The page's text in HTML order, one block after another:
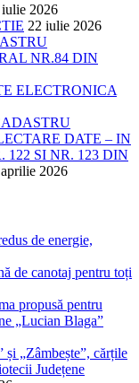
iulie 2026
22 iulie 2026
NR.84 DIN
ELECTRONICA
DATE – IN
122 SI NR. 123 DIN
2026
de energie,
de canotaj pentru toți
propusă pentru
„Lucian Blaga”
„Zâmbește”, cărțile
Județene